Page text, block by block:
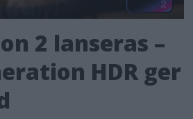
2 lanseras –
HDR ger